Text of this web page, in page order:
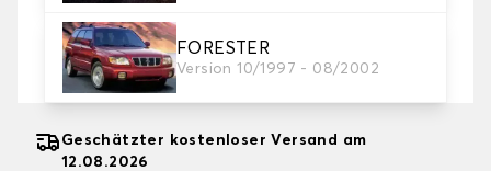
FORESTER
Version 10/1997 - 08/2002
Wo finde ich meine Reifengröße?
Geschätzter kostenloser Versand am
12.08.2026